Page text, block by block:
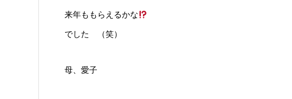
来年ももらえるかな
でした （笑）
母、愛子